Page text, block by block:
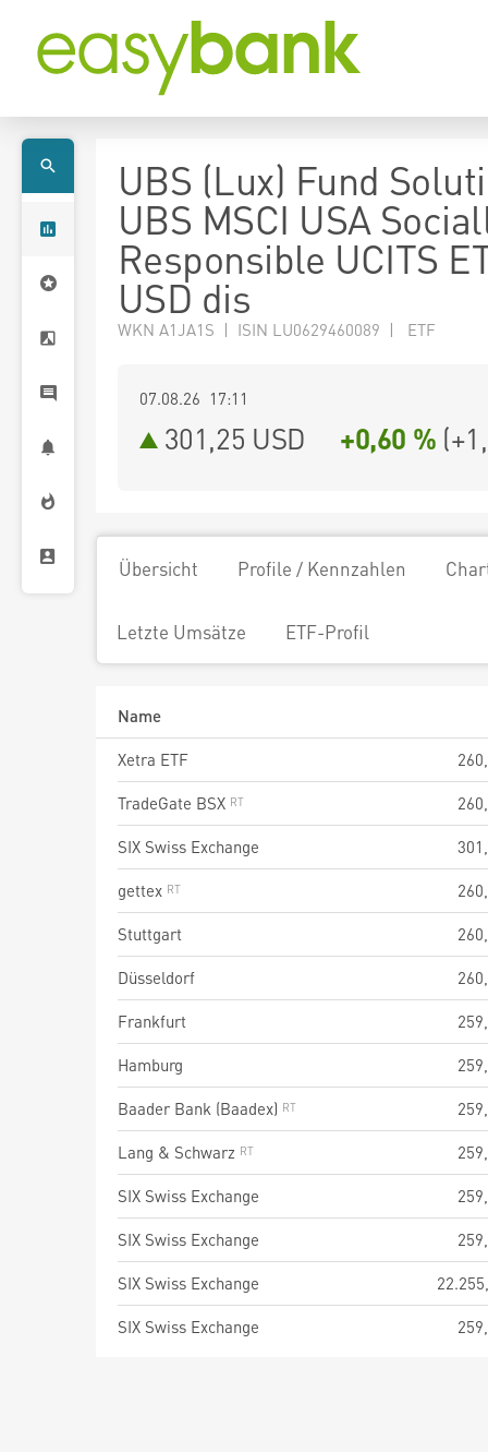
UBS (Lux) Fund
UBS MSCI USA
Responsible UCITS
USD dis
WKN A1JA1S | ISIN LU0629460089 | ETF
07.08.26 17:11
301,25 USD +0,60 % (
Übersicht Profile / Kennzahlen
Letzte Umsätze ETF-Profil
Name
Xetra ETF
TradeGate BSX
SIX Swiss Exchange
gettex
Stuttgart
Düsseldorf
Frankfurt
Hamburg
Baader Bank (Baadex)
Lang & Schwarz
SIX Swiss Exchange
SIX Swiss Exchange
SIX Swiss Exchange
SIX Swiss Exchange